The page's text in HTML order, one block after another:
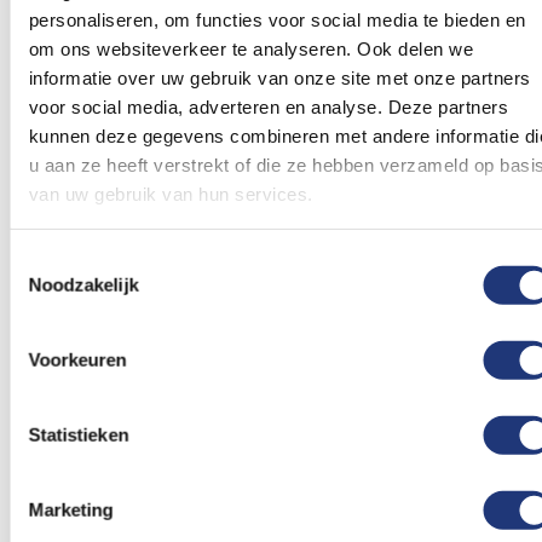
personaliseren, om functies voor social media te bieden en
om ons websiteverkeer te analyseren. Ook delen we
informatie over uw gebruik van onze site met onze partners
voor social media, adverteren en analyse. Deze partners
kunnen deze gegevens combineren met andere informatie
u aan ze heeft verstrekt of die ze hebben verzameld op
van uw gebruik van hun services.
Noodzakelijk
Voorkeuren
Statistieken
Marketing
wij het al verzenden als pakket. Dus bestel gelijk uw
vleugel en vlag mee zonder extra verzendkosten. En
vanaf € 75,00 aan producten is verzending binnen
Nederland en Belgie gratis.
Beoordelingen
Dit artikel heeft nog geen beoordelingen.
Voeg